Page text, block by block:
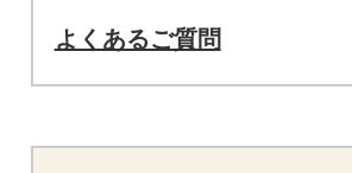
よくあるご質問